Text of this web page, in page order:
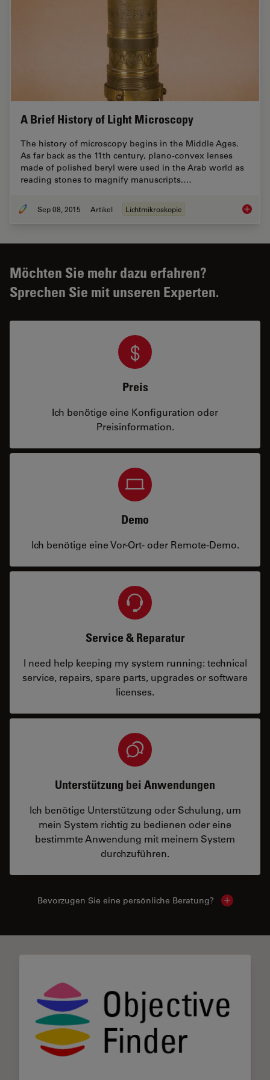
A Brief History of Light Microscopy
The history of microscopy begins in the Middle Ages.
As far back as the 11th century, plano-convex lenses
made of polished beryl were used in the Arab world as
reading stones to magnify manuscripts.…
Sep 08, 2015 Artikel Lichtmikroskopie A Brief
Möchten Sie mehr dazu erfahren?
Sprechen Sie mit unseren Experten.
Preis
Ich benötige eine Konfiguration oder
Preisinformation.
Demo
Ich benötige eine Vor-Ort- oder Remote-Demo.
Service & Reparatur
I need help keeping my system running: technical
service, repairs, spare parts, upgrades or software
licenses.
Unterstützung bei Anwendungen
Ich benötige Unterstützung oder Schulung, um
mein System richtig zu bedienen oder eine
bestimmte Anwendung mit meinem System
durchzuführen.
Bevorzugen Sie eine persönliche Beratung? Show